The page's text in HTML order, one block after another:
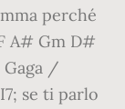
perché
A# Gm D#
Gaga /
se ti parlo